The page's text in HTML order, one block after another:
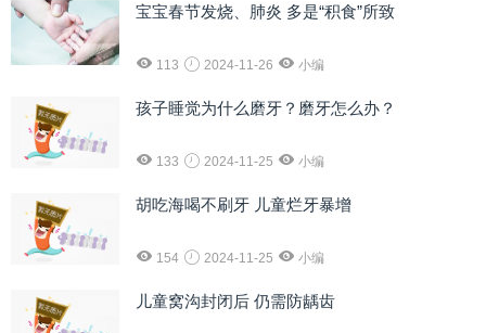
宝宝春节发烧、肺炎 多是“积食”所致
113 2024-11-26 小编
孩子睡觉为什么磨牙？磨牙怎么办？
133 2024-11-25 小编
胡吃海喝不刷牙 儿童烂牙暴增
154 2024-11-25 小编
儿童窝沟封闭后 仍需防龋齿